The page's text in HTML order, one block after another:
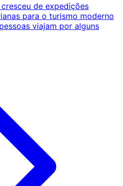
de expedições
para o turismo moderno
viajam por alguns